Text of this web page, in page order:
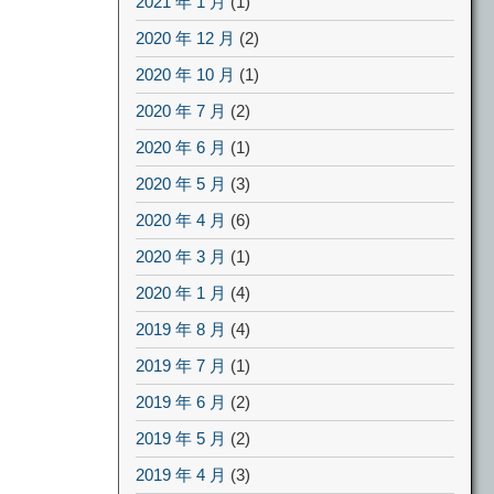
2020 年 12 月 (2)
2020 年 10 月 (1)
2020 年 7 月 (2)
2020 年 6 月 (1)
2020 年 5 月 (3)
2020 年 4 月 (6)
2020 年 3 月 (1)
2020 年 1 月 (4)
2019 年 8 月 (4)
2019 年 7 月 (1)
2019 年 6 月 (2)
2019 年 5 月 (2)
2019 年 4 月 (3)